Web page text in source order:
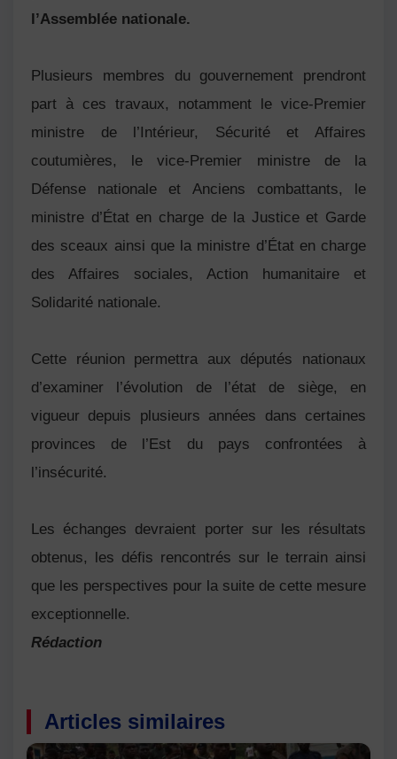
l’Assemblée nationale.
Plusieurs membres du gouvernement prendront
part à ces travaux, notamment le vice-Premier
ministre de l’Intérieur, Sécurité et Affaires
coutumières, le vice-Premier ministre de la
Défense nationale et Anciens combattants, le
ministre d’État en charge de la Justice et Garde
des sceaux ainsi que la ministre d’État en charge
des Affaires sociales, Action humanitaire et
Solidarité nationale.
Cette réunion permettra aux députés nationaux
d’examiner l’évolution de l’état de siège, en
vigueur depuis plusieurs années dans certaines
provinces de l’Est du pays confrontées à
l’insécurité.
Les échanges devraient porter sur les résultats
obtenus, les défis rencontrés sur le terrain ainsi
que les perspectives pour la suite de cette mesure
exceptionnelle.
Rédaction
Articles similaires